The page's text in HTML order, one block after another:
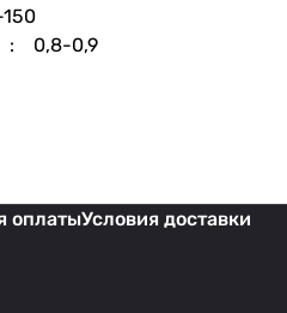
: 0,8-0,9
оплатыУсловия доставки